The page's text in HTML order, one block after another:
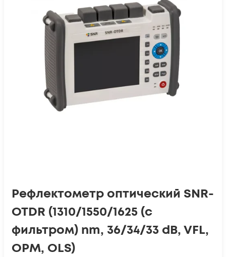
Рефлектометр оптический SNR-
OTDR (1310/1550/1625 (с
фильтром) nm, 36/34/33 dB, VFL,
OPM, OLS)